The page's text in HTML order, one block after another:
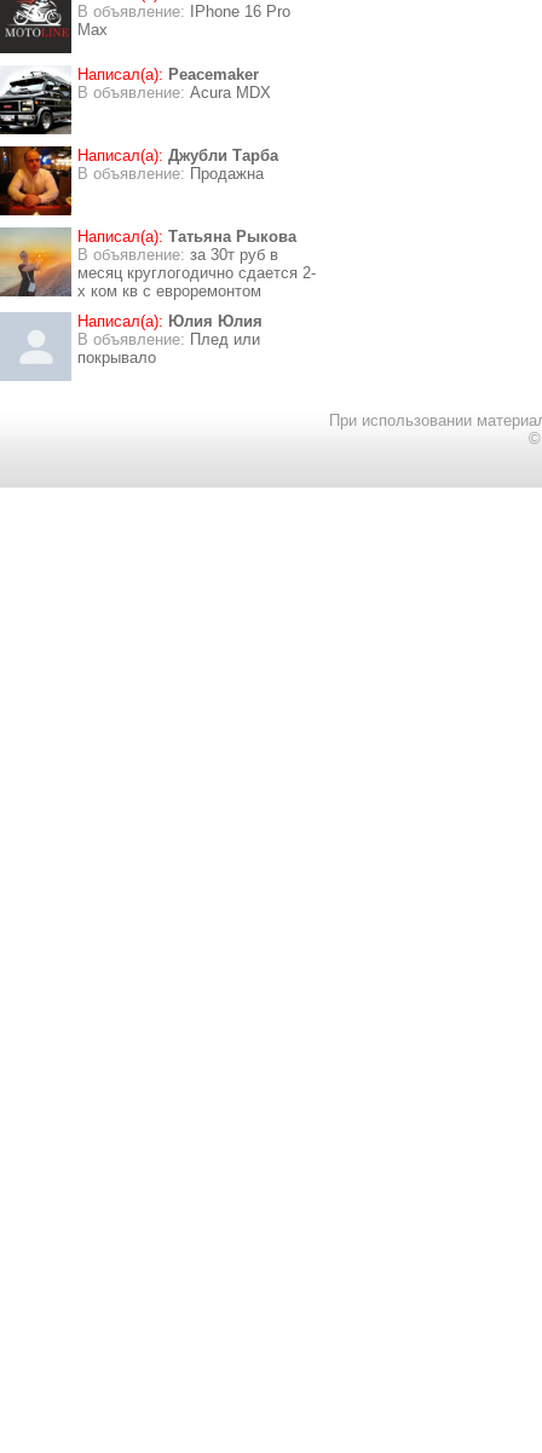
В объявление:
IPhone 16 Pro
Max
Написал(а): Peacemaker
В объявление: Acura MDX
Написал(а): Джубли Тарба
В объявление: Продажна
Написал(а): Татьяна Рыкова
В объявление: за 30т руб в
месяц круглогодично сдается 2-
х ком кв с евроремонтом
Написал(а): Юлия Юлия
В объявление: Плед или
покрывало
При использовании